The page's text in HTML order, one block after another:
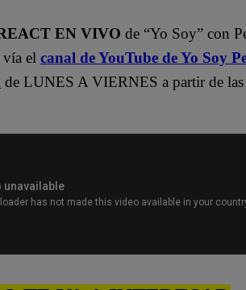
EN VIVO de “Yo Soy” con
vía el canal de YouTube de Yo Soy
de LUNES A VIERNES a partir de